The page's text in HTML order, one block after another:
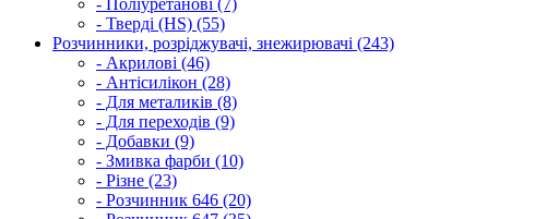
- Тверді (HS) (55)
Розчинники, розріджувачі, знежирювачі (243)
- Акрилові (46)
- Антісилікон (28)
- Для металиків (8)
- Для переходів (9)
- Добавки (9)
- Змивка фарби (10)
- Різне (23)
- Розчинник 646 (20)